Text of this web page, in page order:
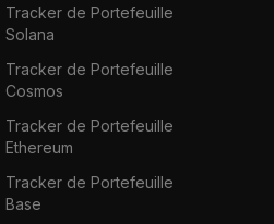
Tracker de Portefeuille
Solana
Tracker de Portefeuille
Cosmos
Tracker de Portefeuille
Ethereum
Tracker de Portefeuille
Base